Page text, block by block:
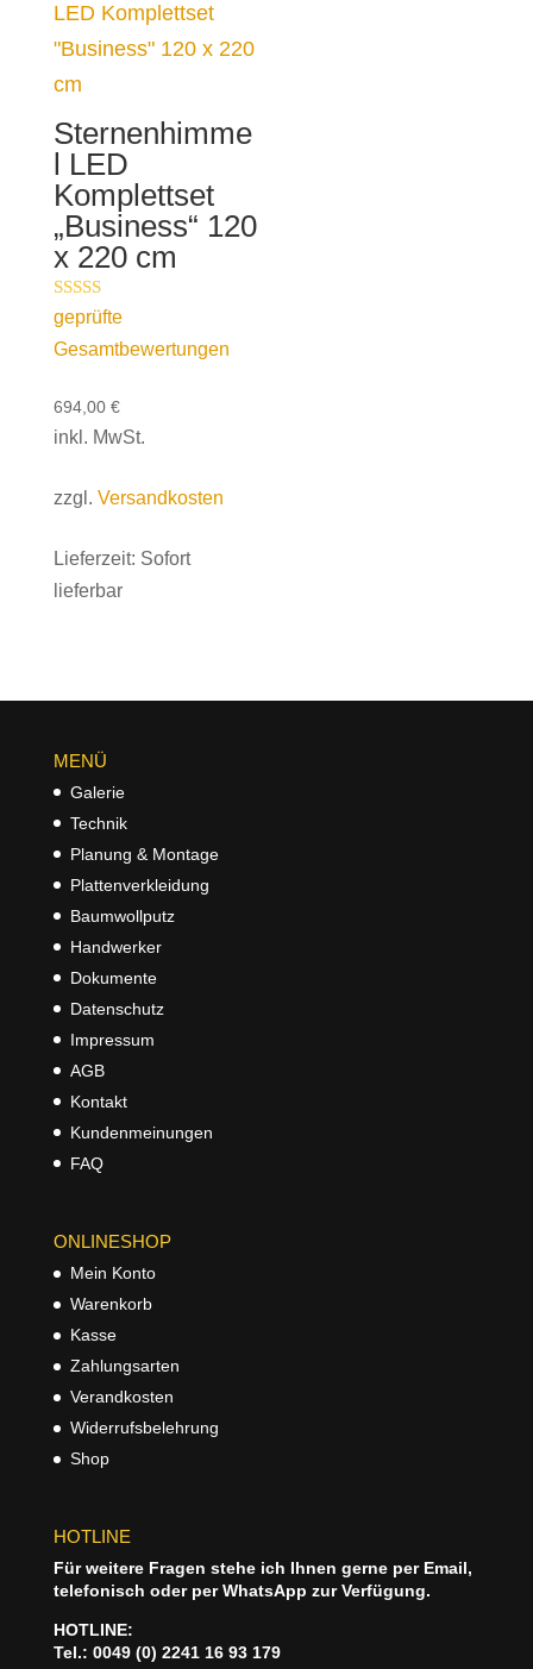
Sternenhimme
l LED
Komplettset
„Business“ 120
x 220 cm
Bewertet mit
5.00
von 5
geprüfte
Gesamtbewertungen
694,00 €
inkl. MwSt.
zzgl. Versandkosten
Lieferzeit: Sofort
lieferbar
MENÜ
Galerie
Technik
Planung & Montage
Plattenverkleidung
Baumwollputz
Handwerker
Dokumente
Datenschutz
Impressum
AGB
Kontakt
Kundenmeinungen
FAQ
ONLINESHOP
Mein Konto
Warenkorb
Kasse
Zahlungsarten
Verandkosten
Widerrufsbelehrung
Shop
HOTLINE
Für weitere Fragen stehe ich Ihnen gerne per Email,
telefonisch oder per WhatsApp zur Verfügung.
HOTLINE:
Tel.: 0049 (0) 2241 16 93 179